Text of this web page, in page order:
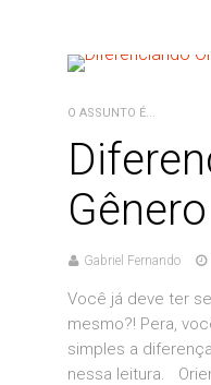
O ASSUNTO É...
Gabriel Fernando
Você já deve ter
mesmo?! Pera,
simples a
nessa leitura.